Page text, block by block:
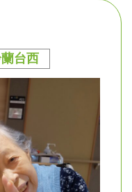
台西